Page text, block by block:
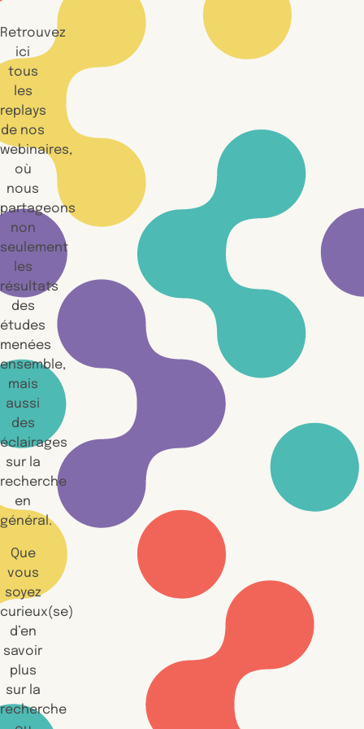
Retrouvez
ici
tous
les
replays
de nos
webinaires,
où
nous
partageons
non
seulement
les
résultats
des
études
menées
ensemble,
mais
aussi
des
éclairages
sur la
recherche
en
général.
Que
vous
soyez
curieux(se)
d’en
savoir
plus
sur la
recherche